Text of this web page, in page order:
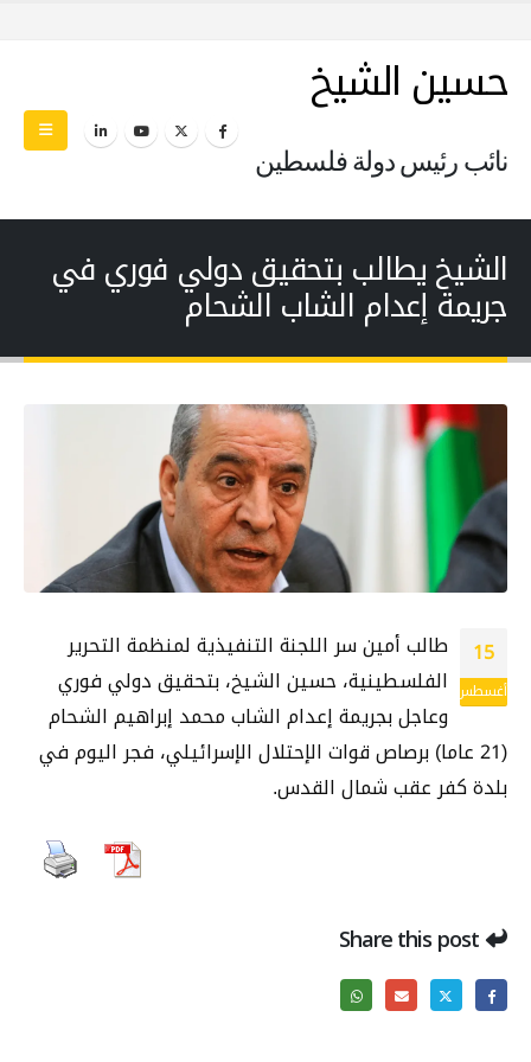
حسين الشيخ
نائب رئيس دولة فلسطين
الشيخ يطالب بتحقيق دولي فوري في
جريمة إعدام الشاب الشحام
15
أغسطس
طالب أمين سر اللجنة التنفيذية لمنظمة التحرير
الفلسطينية، حسين الشيخ، بتحقيق دولي فوري
وعاجل بجريمة إعدام الشاب محمد إبراهيم الشحام
(21 عاما) برصاص قوات الإحتلال الإسرائيلي، فجر اليوم في
بلدة كفر عقب شمال القدس.
Share this post